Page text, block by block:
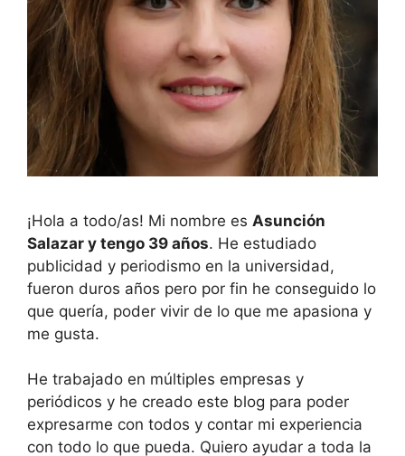
¡Hola a todo/as! Mi nombre es Asunción
Salazar y tengo 39 años. He estudiado
publicidad y periodismo en la universidad,
fueron duros años pero por fin he conseguido lo
que quería, poder vivir de lo que me apasiona y
me gusta.
He trabajado en múltiples empresas y
periódicos y he creado este blog para poder
expresarme con todos y contar mi experiencia
con todo lo que pueda. Quiero ayudar a toda la